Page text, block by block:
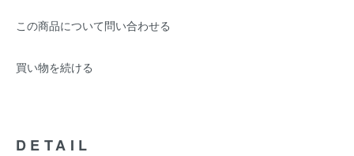
この商品について問い合わせる
買い物を続ける
DETAIL